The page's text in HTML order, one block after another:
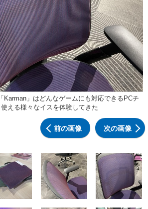
Karman」はどんなゲームにも対応できるPCチ
える様々なイスを体験してきた
前の画像 次の画像